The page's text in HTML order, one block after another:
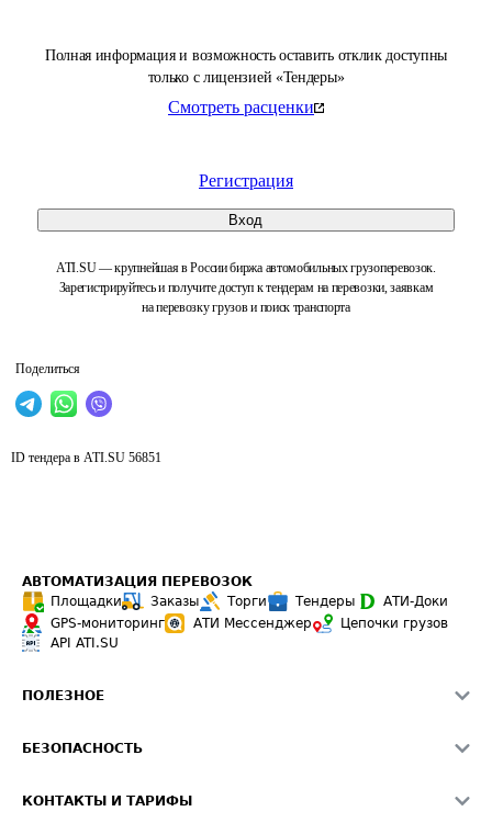
Полная информация и возможность оставить отклик доступны
только с лицензией «Тендеры»
Смотреть расценки
Регистрация
Вход
ATI.SU — крупнейшая в России биржа автомобильных грузоперевозок.
Зарегистрируйтесь и получите доступ к тендерам на перевозки, заявкам
на перевозку грузов и поиск транспорта
Поделиться
ID тендера в ATI.SU 56851
АВТОМАТИЗАЦИЯ ПЕРЕВОЗОК
Площадки
Заказы Торги Тендеры
АТИ-Доки
GPS-мониторинг
АТИ Мессенджер
Цепочки грузов
API ATI.SU
ПОЛЕЗНОЕ
Звезды ATI.SU на вашем сайте
БЕЗОПАСНОСТЬ
КОНТАКТЫ И ТАРИФЫ